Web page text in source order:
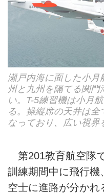
瀬戸内海に面した小
州と九州を隔てる関
い。T-5練習機は小月
る。操縦席の天井は
なっており、広い視界
第201教育航空隊
訓練期間中に飛行機
空士に進路が分かれ